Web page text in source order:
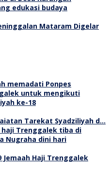
Mataram Digelar
Tarekat Syadziliyah d…
Jemaah Haji Trenggalek